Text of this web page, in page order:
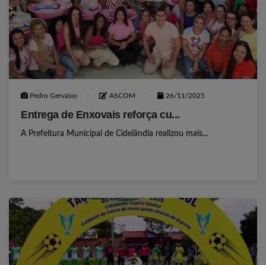
Pedro Gervásio ASCOM 26/11/2025
Entrega de Enxovais reforça cu...
A Prefeitura Municipal de Cidelândia realizou mais...